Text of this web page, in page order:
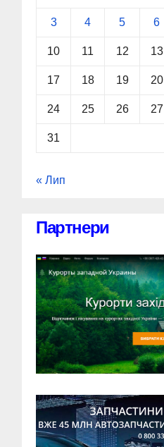
3 4 5 6
10 11 12 13
17 18 19 20
24 25 26 27
31
« Лип
Партнери